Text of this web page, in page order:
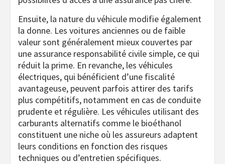
Ensuite, la nature du véhicule modifie également
la donne. Les voitures anciennes ou de faible
valeur sont généralement mieux couvertes par
une assurance responsabilité civile simple, ce qui
réduit la prime. En revanche, les véhicules
électriques, qui bénéficient d’une fiscalité
avantageuse, peuvent parfois attirer des tarifs
plus compétitifs, notamment en cas de conduite
prudente et régulière. Les véhicules utilisant des
carburants alternatifs comme le bioéthanol
constituent une niche où les assureurs adaptent
leurs conditions en fonction des risques
techniques ou d’entretien spécifiques.